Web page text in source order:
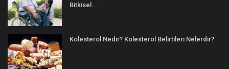
Bitkisel...
Kolesterol Nedir? Kolesterol Belirtileri Nelerdir?